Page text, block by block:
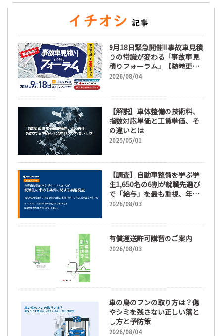
9月18日緊急開催!! 事故車見積
りの常識が変わる「事故車見
積りフォーラム」【随時更
新】
2026/08/04
【解説】車体整備の技術料、
指数対応単価と工賃単価、そ
の違いとは
2025/05/01
【調査】自動車整備を学ぶ学
生1,650名の6割が就職先選び
で「給与」を最も重視、年間
休日「110日以上」希望も
2026/08/03
有償運送許可講習のご案内
2026/08/03
車の鳥のフンの取り方は？傷
やシミを残さない正しい落と
し方と予防策
2026/08/04